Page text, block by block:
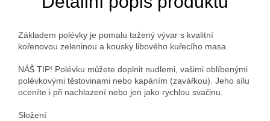
Základem polévky je pomalu tažený vývar s kvalitní
kořenovou zeleninou a kousky libového kuřecího masa.
NÁŠ TIP! Polévku můžete doplnit nudlemi, vašimi oblíbenými
polévkovými těstovinami nebo kapáním (zavářkou). Jeho sílu
oceníte i při nachlazení nebo jen jako rychlou svačinu.
Složení